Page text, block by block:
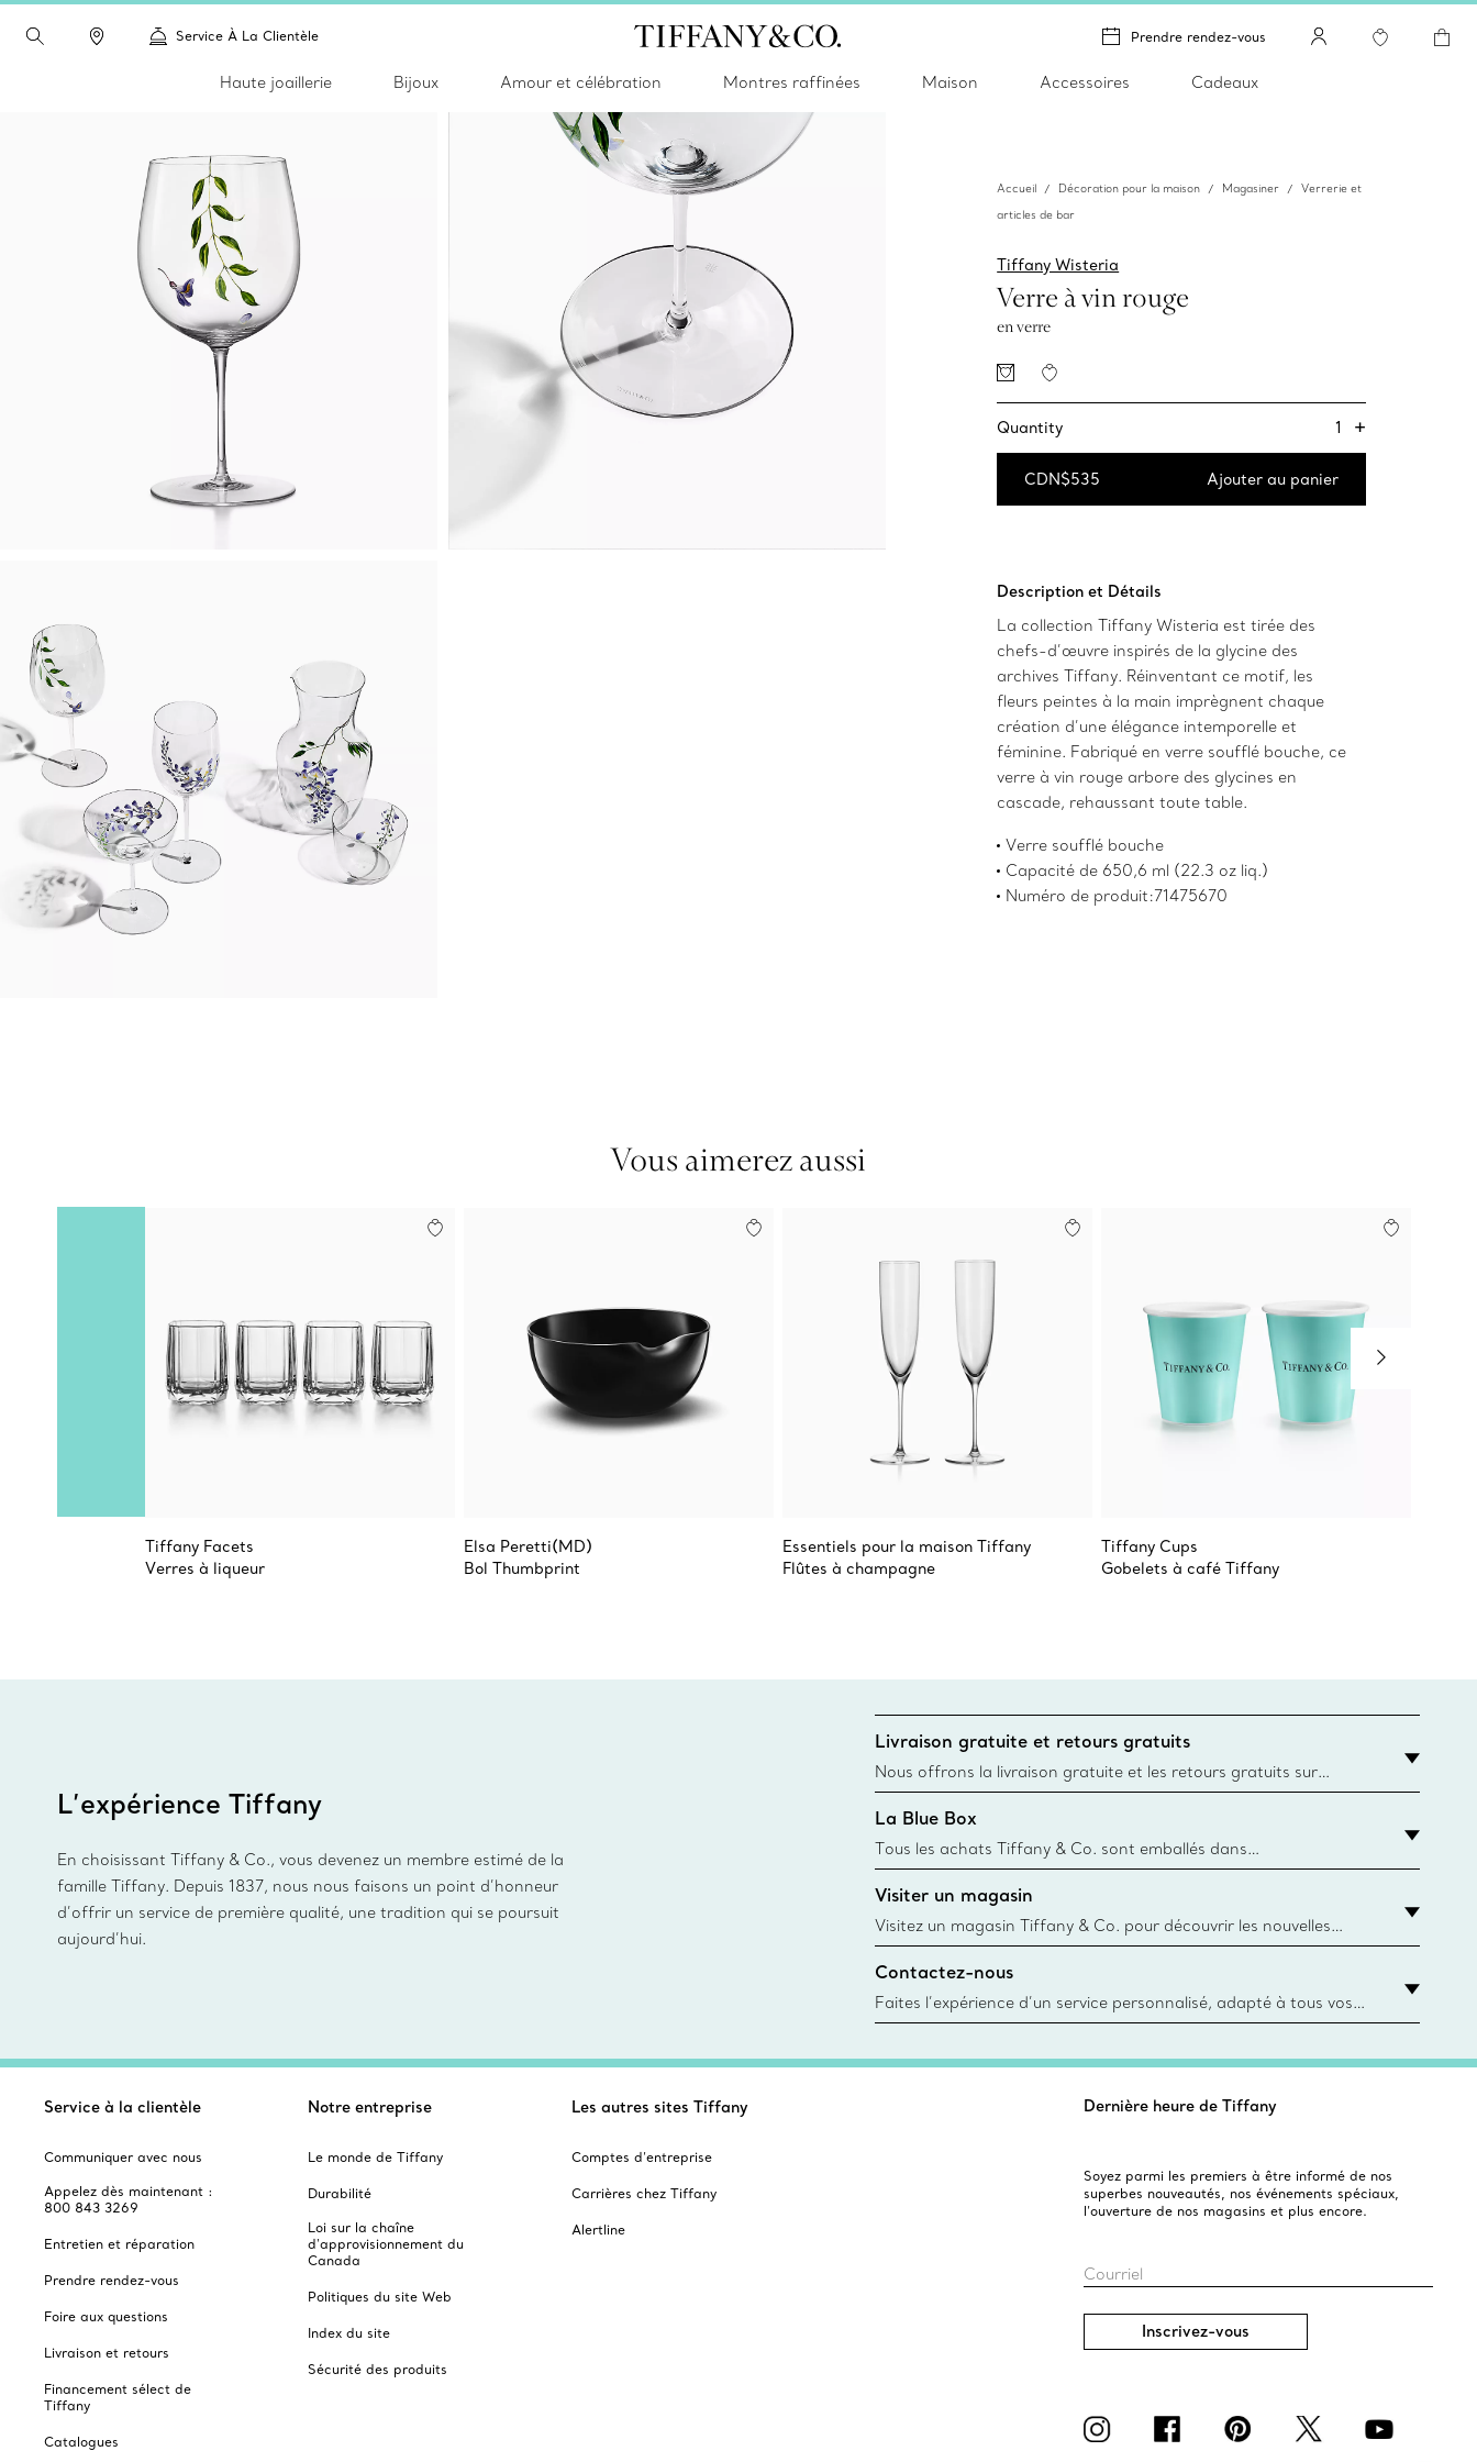
Service À La Clientèle Prendre rendez-vous
Haute joaillerie Bijoux Amour et célébration Montres raffinées Maison Accessoires Cadeaux
Accueil Décoration pour la maison Magasiner
Verrerie et
articles de bar
Tiffany Wisteria
Verre à vin rouge
en verre
Quantity 1 +
CDN$535 Ajouter au panier
Description et Détails
La collection Tiffany Wisteria est tirée des
chefs-d’œuvre inspirés de la glycine des
archives Tiffany. Réinventant ce motif, les
fleurs peintes à la main imprègnent chaque
création d’une élégance intemporelle et
féminine. Fabriqué en verre soufflé bouche, ce
verre à vin rouge arbore des glycines en
cascade, rehaussant toute table.
Verre soufflé bouche
Capacité de 650,6 ml (22.3 oz liq.)
Numéro de produit:71475670
Vous aimerez aussi
Tiffany Facets
Verres à liqueur
Elsa Peretti(MD)
Bol Thumbprint
Essentiels pour la maison Tiffany
Flûtes à champagne
Tiffany Cups
Gobelets à café Tiffany
L’expérience Tiffany
En choisissant Tiffany & Co., vous devenez un membre estimé de la
famille Tiffany. Depuis 1837, nous nous faisons un point d’honneur
d’offrir un service de première qualité, une tradition qui se poursuit
aujourd’hui.
Livraison gratuite et retours gratuits
Nous offrons la livraison gratuite et les retours gratuits sur
toutes les commandes Tiffany & Co. passées sur le site Web
canadien et dont la destination est l’adresse d’un particulier.
La Blue Box
Tous les achats Tiffany & Co. sont emballés dans
une Tiffany Blue Box. Bien que l'histoire de cet emballage célèbre
remonte à 1886, toutes les Blue Box et sacs sont aujourd'hui
fabriqués à partir de papier provenant de sources durables et de
matières
Visiter un magasin
Visitez un magasin Tiffany & Co. pour découvrir les nouvelles
créations, les collections emblématiques et bien plus encore.
Trouver le magasin le plus près
Contactez-nous
Faites l’expérience d’un service personnalisé, adapté à tous vos
besoins par les conseillers à la clientèle Tiffany & Co. Que ce soit
Service à la clientèle
Communiquer avec nous
Appelez dès maintenant :
800 843 3269
Entretien et réparation
Prendre rendez-vous
Foire aux questions
Livraison et retours
Financement sélect de
Tiffany
Catalogues
Notre entreprise
Le monde de Tiffany
Durabilité
Loi sur la chaîne
d'approvisionnement du
Canada
Politiques du site Web
Index du site
Sécurité des produits
Les autres sites Tiffany
Comptes d’entreprise
Carrières chez Tiffany
Alertline
Dernière heure de Tiffany
Soyez parmi les premiers à être informé de nos
superbes nouveautés, nos événements spéciaux,
l’ouverture de nos magasins et plus encore.
Courriel
Inscrivez-vous